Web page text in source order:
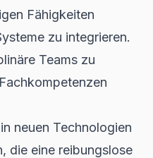
Fähigkeiten
zu integrieren.
Teams zu
neuen Technologien
die eine reibungslose